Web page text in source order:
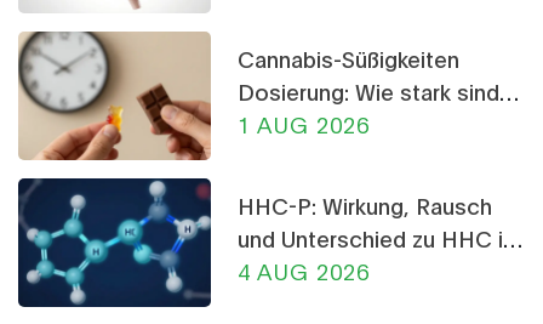
Cannabis-Süßigkeiten
Dosierung: Wie stark sind
THC-Gummis und
1 AUG 2026
HHC-P: Wirkung, Rausch
und Unterschied zu HHC im
Detail
4 AUG 2026